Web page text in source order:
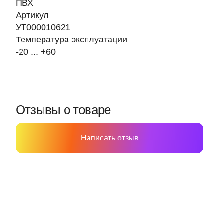
ПВХ
Артикул
УТ000010621
Температура эксплуатации
-20 ... +60
Отзывы о товаре
Написать отзыв